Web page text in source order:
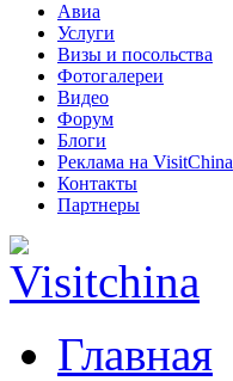
Авиа
Услуги
Визы и посольства
Фотогалереи
Видео
Форум
Блоги
Реклама на VisitChina
Контакты
Партнеры
Главная